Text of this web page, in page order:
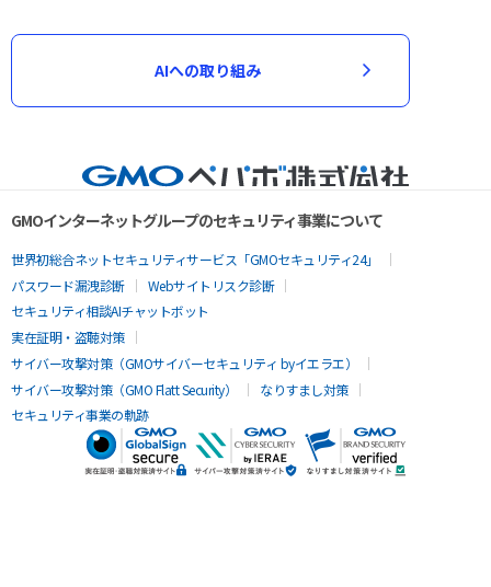
AIへの取り組み
GMOインターネットグループのセキュリティ事業について
世界初総合ネットセキュリティサービス「GMOセキュリティ24」
パスワード漏洩診断
Webサイトリスク診断
セキュリティ相談AIチャットボット
実在証明・盗聴対策
サイバー攻撃対策（GMOサイバーセキュリティ byイエラエ）
サイバー攻撃対策（GMO Flatt Security）
なりすまし対策
セキュリティ事業の軌跡